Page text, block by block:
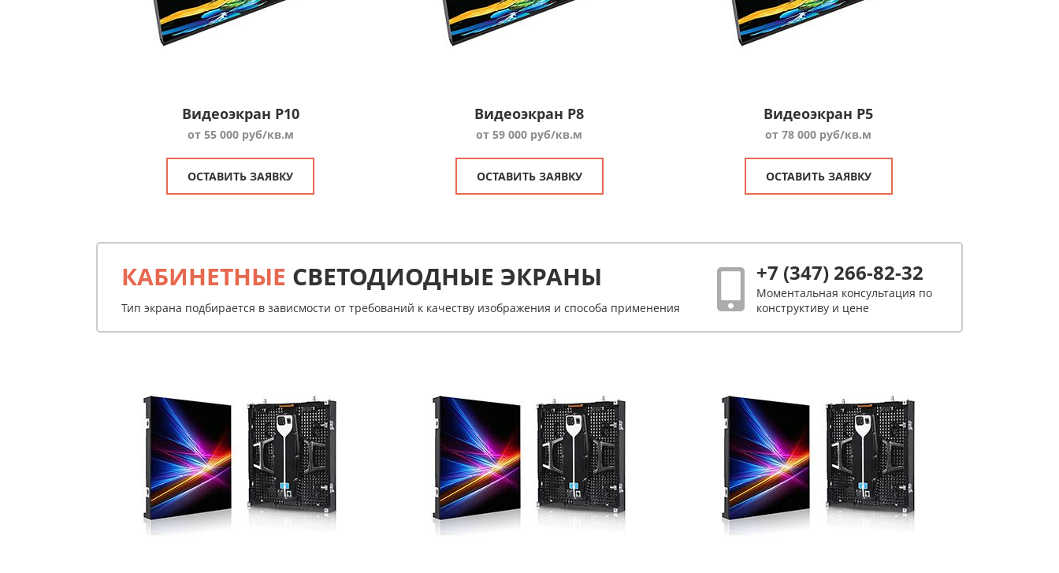
Видеоэкран P10
от 55 000 руб/кв.м
ОСТАВИТЬ ЗАЯВКУ
Видеоэкран P8
от 59 000 руб/кв.м
ОСТАВИТЬ ЗАЯВКУ
Видеоэкран P5
от 78 000 руб/кв.м
ОСТАВИТЬ ЗАЯВКУ
КАБИНЕТНЫЕ СВЕТОДИОДНЫЕ ЭКРАНЫ
Тип экрана подбирается в зависмости от требований к качеству изображения и способа применения
+7 (347) 266-82-32
Моментальная консультация по
конструктиву и цене